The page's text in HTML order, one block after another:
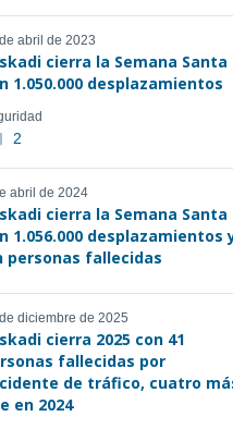
abril de 2023
cierra la Semana Santa
1.050.000 desplazamientos
2
abril de 2024
cierra la Semana Santa
1.056.000 desplazamientos
personas fallecidas
diciembre de 2025
cierra 2025 con 41
fallecidas por
de tráfico, cuatro
en 2024